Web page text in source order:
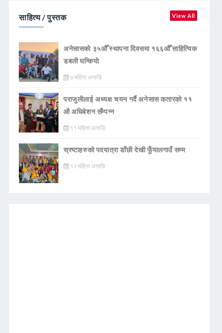
साहित्य / पुस्तक View All
अनेसासको ३५औँ स्थापना दिवसमा १६६औँ साहित्यिक
डबली घन्कियाे
७ महिना अगाडि
पराजुलीलाई अध्यक्ष चयन गर्दै अनेसास कतारको ११
औ अधिबेशन सँम्पन्न
११ महिना अगाडि
स्रष्टाहरुको पदयात्रा डाँछी देखी फुँयालगाउँ सम्म
१२ महिना अगाडि